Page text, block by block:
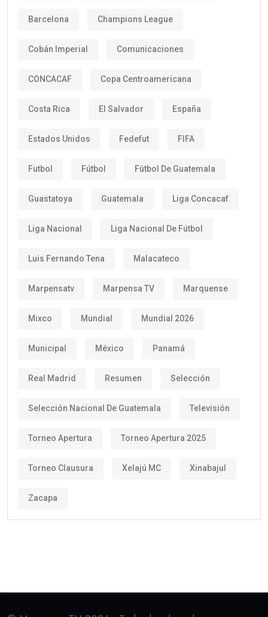
Barcelona Champions League
Cobán Imperial Comunicaciones
CONCACAF Copa Centroamericana
Costa Rica El Salvador España
Estados Unidos Fedefut FIFA
Futbol Fútbol Fútbol De Guatemala
Guastatoya Guatemala Liga Concacaf
Liga Nacional Liga Nacional De Fútbol
Luis Fernando Tena Malacateco
Marpensatv Marpensa TV Marquense
Mixco Mundial Mundial 2026
Municipal México Panamá
Real Madrid Resumen Selección
Selección Nacional De Guatemala Televisión
Torneo Apertura Torneo Apertura 2025
Torneo Clausura Xelajú MC Xinabajul
Zacapa